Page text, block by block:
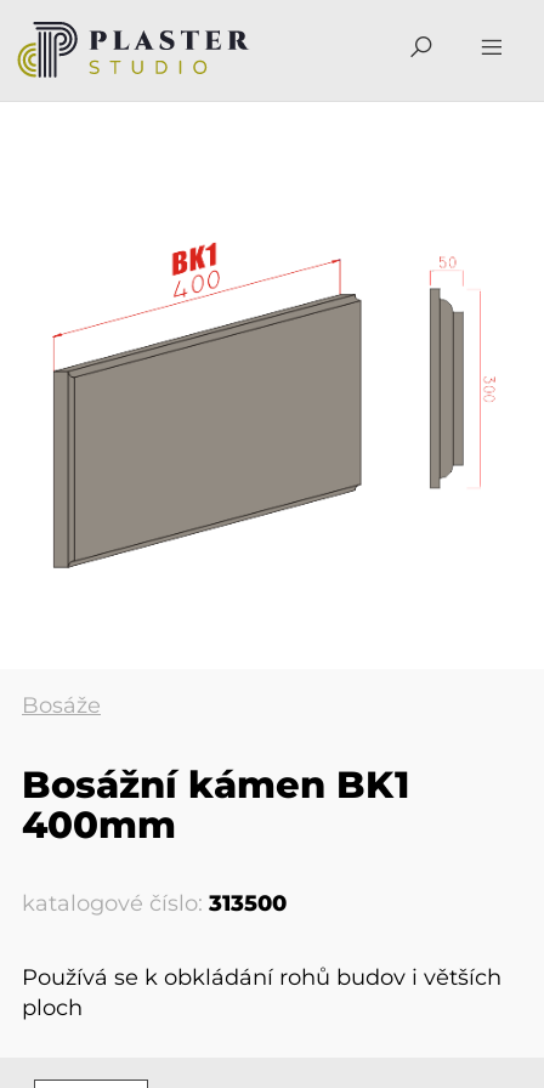
Bosáže
Bosážní kámen BK1
400mm
katalogové číslo: 313500
Používá se k obkládání rohů budov i větších
ploch